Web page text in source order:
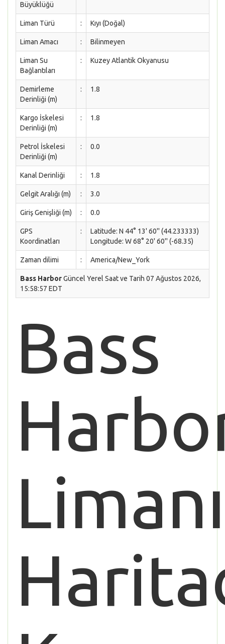
Büyüklüğü
Liman Türü : Kıyı (Doğal)
Liman Amacı : Bilinmeyen
Liman Su
Bağlantıları
: Kuzey Atlantik Okyanusu
Demirleme
Derinliği (m)
: 1.8
Kargo İskelesi
Derinliği (m)
: 1.8
Petrol İskelesi
Derinliği (m)
: 0.0
Kanal Derinliği : 1.8
Gelgit Aralığı (m) : 3.0
Giriş Genişliği (m) : 0.0
GPS
Koordinatları
:
Latitude: N 44° 13' 60'' (44.233333)
Longitude: W 68° 20' 60'' (-68.35)
Zaman dilimi : America/New_York
Bass HarborGüncel Yerel Saat ve Tarih 07 Ağustos 2026,
15:58:57 EDT
Bass
Limanı